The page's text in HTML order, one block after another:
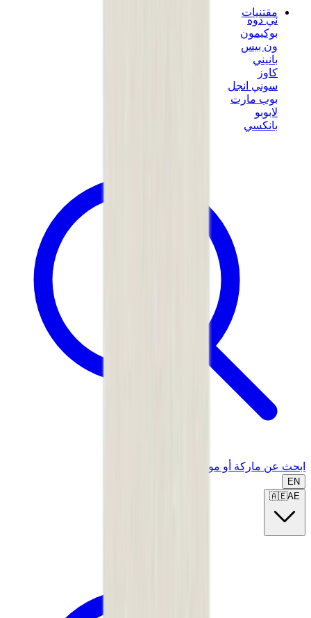
مقتنيات
ني دوه
بوكيمون
ون بيس
بانيني
كاوز
سوني انجل
بوب مارت
لابوبو
بانكسي
ابحث عن ماركة أو موديل...
EN
🇦🇪AE